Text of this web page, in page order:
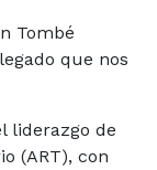
Tombé
que nos
liderazgo de
(ART), con